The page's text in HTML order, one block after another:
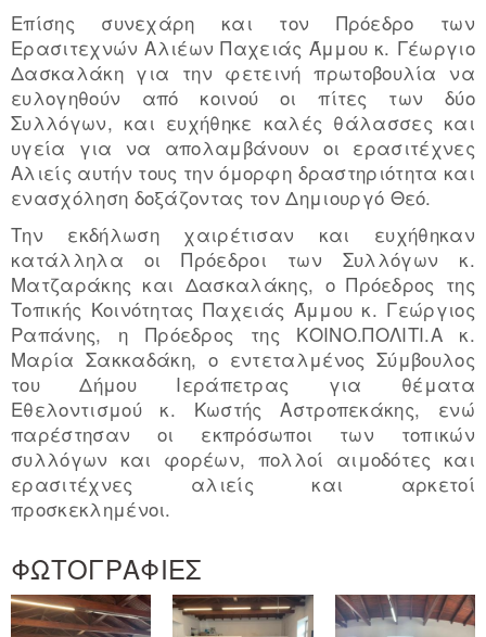
Επίσης συνεχάρη και τον Πρόεδρο των
Ερασιτεχνών Αλιέων Παχειάς Άμμου κ. Γέωργιο
Δασκαλάκη για την φετεινή πρωτοβουλία να
ευλογηθούν από κοινού οι πίτες των δύο
Συλλόγων, και ευχήθηκε καλές θάλασσες και
υγεία για να απολαμβάνουν οι ερασιτέχνες
Αλιείς αυτήν τους την όμορφη δραστηριότητα και
ενασχόληση δοξάζοντας τον Δημιουργό Θεό.
Την εκδήλωση χαιρέτισαν και ευχήθηκαν
κατάλληλα οι Πρόεδροι των Συλλόγων κ.
Ματζαράκης και Δασκαλάκης, ο Πρόεδρος της
Τοπικής Κοινότητας Παχειάς Άμμου κ. Γεώργιος
Ραπάνης, η Πρόεδρος της ΚΟΙΝΟ.ΠΟΛΙΤΙ.Α κ.
Μαρία Σακκαδάκη, ο εντεταλμένος Σύμβουλος
του Δήμου Ιεράπετρας για θέματα
Εθελοντισμού κ. Κωστής Αστροπεκάκης, ενώ
παρέστησαν οι εκπρόσωποι των τοπικών
συλλόγων και φορέων, πολλοί αιμοδότες και
ερασιτέχνες αλιείς και αρκετοί
προσκεκλημένοι.
ΦΩΤΟΓΡΑΦΙΕΣ